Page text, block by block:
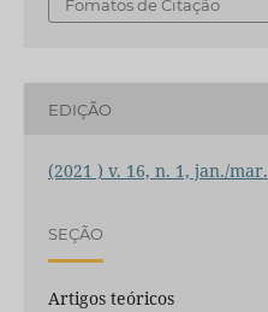
Fomatos de Citação
EDIÇÃO
(2021 ) v. 16, n. 1, jan./mar.
SEÇÃO
Artigos teóricos